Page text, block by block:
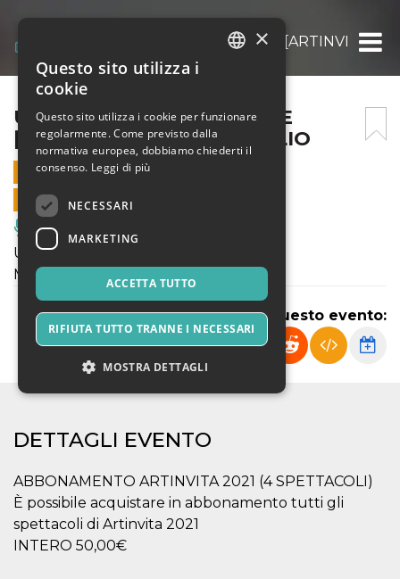
UNE ABSENCE DE SILENCE [ARTINVITA
UNE ABSENCE DE SILENCE
[ARTINVITA 2021] – 3 LUGLIO
3 LUGLIO 2021 - 21:00
VENDITE ONLINE TERMINATE
Musica, Eventi Live, Club
Une Absence de Silence
Mathieu Touzé
Condividi questo evento:
DETTAGLI EVENTO
ABBONAMENTO ARTINVITA 2021 (4 SPETTACOLI)
È possibile acquistare in abbonamento tutti gli
spettacoli di Artinvita 2021
INTERO 50,00€
×
Questo sito utilizza i
cookie
Questo sito utilizza i cookie per funzionare
regolarmente. Come previsto dalla
normativa europea, dobbiamo chiederti il
consenso. Leggi di più
NECESSARI
MARKETING
ACCETTA TUTTO
RIFIUTA TUTTO TRANNE I NECESSARI
MOSTRA DETTAGLI
Necessari Marketing
indispensabili al funzionamento del sito. I
senza.
Nome
Provider /